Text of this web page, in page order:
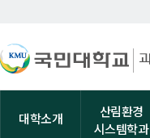
대학소개
산림환경
시스템학과